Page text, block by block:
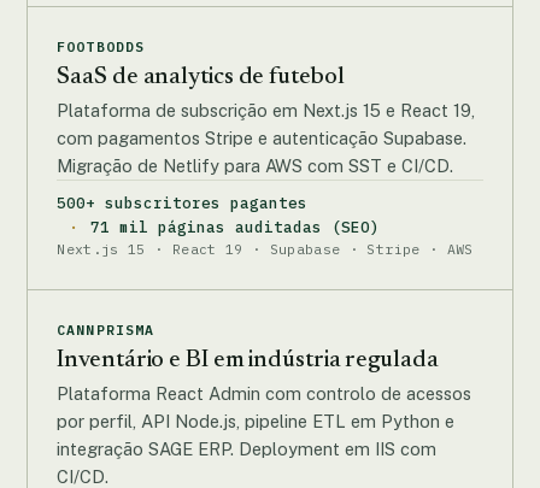
FOOTBODDS
SaaS de analytics de futebol
Plataforma de subscrição em Next.js 15 e React 19,
com pagamentos Stripe e autenticação Supabase.
Migração de Netlify para AWS com SST e CI/CD.
500+ subscritores pagantes
71 mil páginas auditadas (SEO)
Next.js 15 · React 19 · Supabase · Stripe · AWS
CANNPRISMA
Inventário e BI em indústria regulada
Plataforma React Admin com controlo de acessos
por perfil, API Node.js, pipeline ETL em Python e
integração SAGE ERP. Deployment em IIS com
CI/CD.